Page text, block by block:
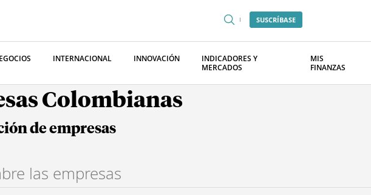
SUSCRÍBASE
INTERNACIONAL INNOVACIÓN
INDICADORES Y
MERCADOS
MIS
FINANZAS
Colombianas
de empresas